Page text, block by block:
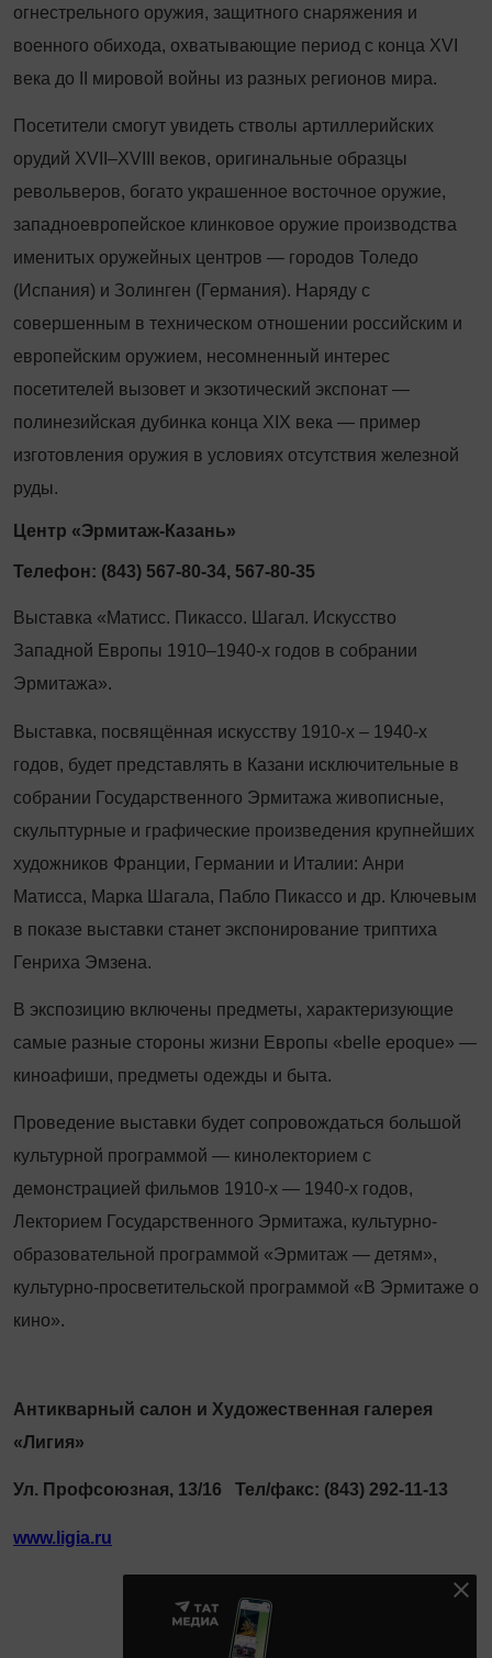
огнестрельного оружия, защитного снаряжения и
военного обихода, охватывающие период с конца XVI
века до II мировой войны из разных регионов мира.
Посетители смогут увидеть стволы артиллерийских
орудий XVII–XVIII веков, оригинальные образцы
револьверов, богато украшенное восточное оружие,
западноевропейское клинковое оружие производства
именитых оружейных центров — городов Толедо
(Испания) и Золинген (Германия). Наряду с
совершенным в техническом отношении российским и
европейским оружием, несомненный интерес
посетителей вызовет и экзотический экспонат —
полинезийская дубинка конца XIX века — пример
изготовления оружия в условиях отсутствия железной
руды.
Центр «Эрмитаж-Казань»
Телефон: (843) 567-80-34, 567-80-35
Выставка «Матисс. Пикассо. Шагал. Искусство
Западной Европы 1910–1940-х годов в собрании
Эрмитажа».
Выставка, посвящённая искусству 1910-х – 1940-х
годов, будет представлять в Казани исключительные в
собрании Государственного Эрмитажа живописные,
скульптурные и графические произведения крупнейших
художников Франции, Германии и Италии: Анри
Матисса, Марка Шагала, Пабло Пикассо и др. Ключевым
в показе выставки станет экспонирование триптиха
Генриха Эмзена.
В экспозицию включены предметы, характеризующие
самые разные стороны жизни Европы «belle epoque» —
киноафиши, предметы одежды и быта.
Проведение выставки будет сопровождаться большой
культурной программой — кинолекторием с
демонстрацией фильмов 1910-х — 1940-х го­дов,
Лекторием Государственного Эрмитажа, культурно-
образовательной программой «Эрмитаж — детям»,
культурно-просветительской программой «В Эрмитаже о
кино».
Антикварный салон и Художественная галерея
«Лигия»
Ул. Профсоюзная, 13/16 Тел/факс: (843) 292-11-13
www.ligia.ru